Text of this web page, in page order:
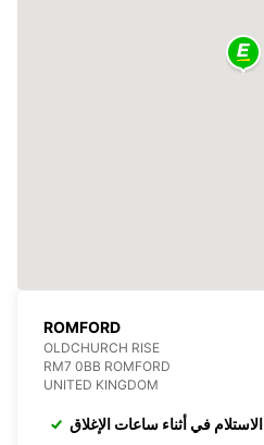
ROMFORD
OLDCHURCH RISE
RM7 0BB ROMFORD
UNITED KINGDOM
الاستلام في أثناء ساعات الإغلاق